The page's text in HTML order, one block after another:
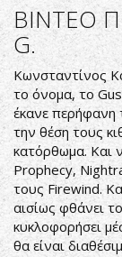
ΚΑΙ
ΣΤΟ
ΒΙΝΤΕΟ
G.
Κωνσταντίνος
το όνομα, το
έκανε περήφανη
την θέση τους
κατόρθωμα. Και
Prophecy,
τους Firewind.
αισίως φθάνει
κυκλοφορήσει
θα είναι